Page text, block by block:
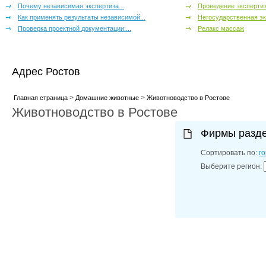
Почему независимая экспертиза...
Как применять результаты независимой...
Проверка проектной документации:...
Проведение
Негосударственная
Релакс массаж
Адрес Ростов
Главная страница> Домашние животные> Животноводство в Ростове
Животноводство в Ростове
Фирмы
Сортировать по:
Выберите регион: